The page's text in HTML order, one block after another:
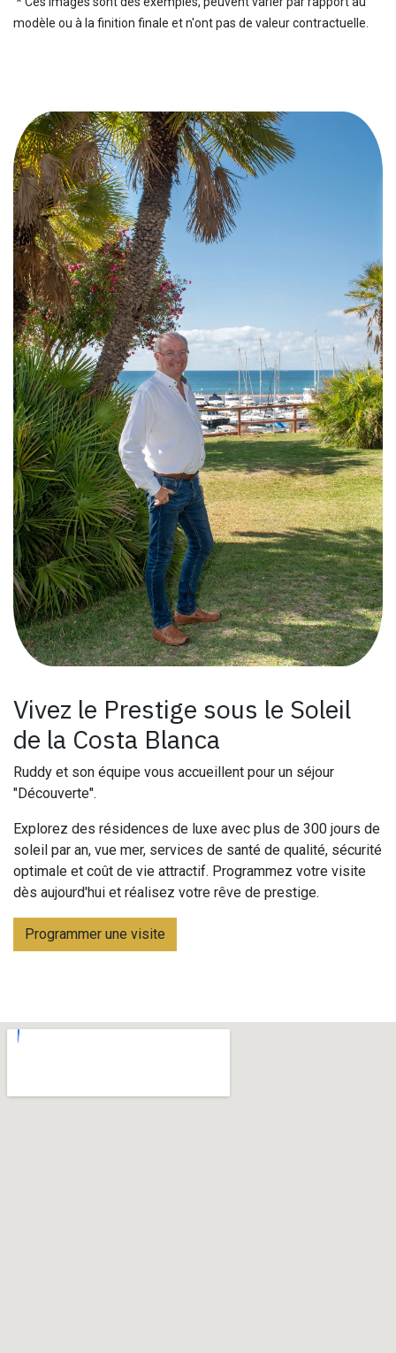
modèle ou à la finition finale et n'ont pas de valeur contractuelle.
Vivez le Prestige sous le Soleil
de la Costa Blanca
Ruddy et son équipe vous accueillent pour un séjour
"Découverte".
Explorez des résidences de luxe avec plus de 300 jours de
soleil par an, vue mer, services de santé de qualité, sécurité
optimale et coût de vie attractif. Programmez votre visite
dès aujourd'hui et réalisez votre rêve de prestige.
Programmer une visite